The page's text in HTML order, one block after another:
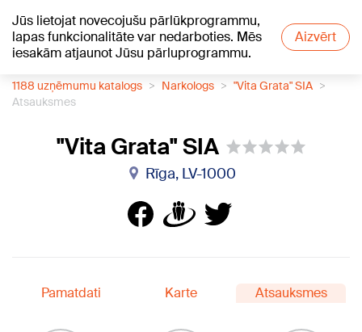
Jūs lietojat novecojušu pārlūkprogrammu,
lapas funkcionalitāte var nedarboties. Mēs
iesakām atjaunot Jūsu pārluprogrammu.
Aizvērt
+19°C
1188 uzņēmumu katalogs Narkologs
"Vita Grata" SIA
Atsauksmes
"Vita Grata" SIA
Rīga, LV-1000
Pamatdati Karte Atsauksmes